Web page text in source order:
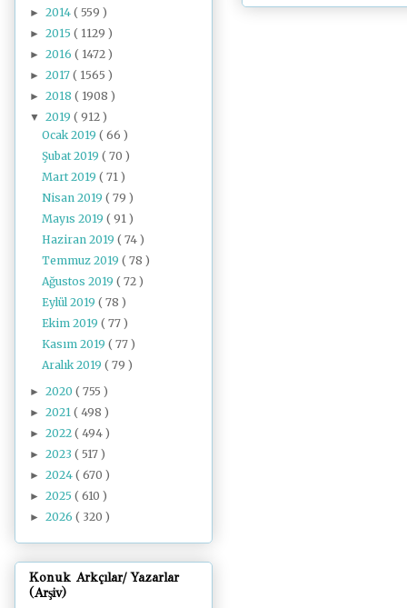
► 2014 ( 559 )
► 2015 ( 1129 )
► 2016 ( 1472 )
► 2017 ( 1565 )
► 2018 ( 1908 )
▼ 2019 ( 912 )
Ocak 2019( 66 )
Şubat 2019( 70 )
Mart 2019( 71 )
Nisan 2019( 79 )
Mayıs 2019( 91 )
Haziran 2019( 74 )
Temmuz 2019( 78 )
Ağustos 2019( 72 )
Eylül 2019( 78 )
Ekim 2019( 77 )
Kasım 2019( 77 )
Aralık 2019( 79 )
► 2020 ( 755 )
► 2021 ( 498 )
► 2022 ( 494 )
► 2023 ( 517 )
► 2024 ( 670 )
► 2025 ( 610 )
► 2026 ( 320 )
Konuk Arkçılar/ Yazarlar
(Arşiv)